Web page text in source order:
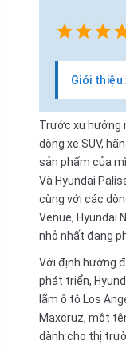
Giới thiệu
Trước xu hướng
dòng xe SUV,
sản phẩm của
Và Hyundai
cùng với các
Venue, Hyundai
nhỏ nhất đang
Với định hướng
phát triển,
lãm ô tô Los
Maxcruz, một
dành cho thị